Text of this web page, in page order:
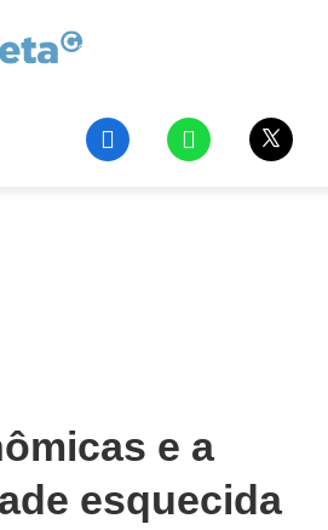
e a
esquecida